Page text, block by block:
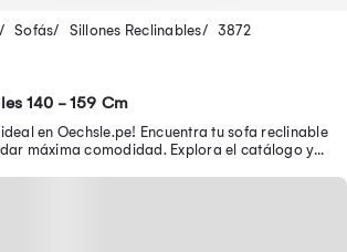
Sofás Sillones Reclinables
3872
140 - 159 Cm
en Oechsle.pe! Encuentra tu sofa reclinable
máxima comodidad. Explora el catálogo y